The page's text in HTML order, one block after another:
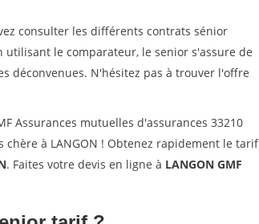
consulter les différents contrats sénior
utilisant le comparateur, le senior s'assure de
déconvenues. N'hésitez pas à trouver l'offre
Assurances mutuelles d'assurances 33210
chère à LANGON ! Obtenez rapidement le tarif
. Faites votre devis en ligne à LANGON GMF